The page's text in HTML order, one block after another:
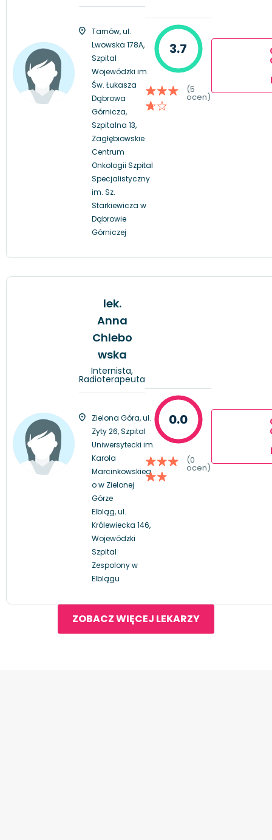
Tarnów, ul.
Lwowska 178A,
Szpital
Wojewódzki im.
Św. Łukasza
Dąbrowa
Górnicza,
Szpitalna 13,
Zagłębiowskie
Centrum
Onkologii Szpital
Specjalistyczny
im. Sz.
Starkiewicza w
Dąbrowie
Górniczej
3.7
(5
ocen)
lek.
Anna
Chlebo
wska
Internista,
Radioterapeuta
Zielona Góra, ul.
Zyty 26, Szpital
Uniwersytecki im.
Karola
Marcinkowskieg
o w Zielonej
Górze
Elbląg, ul.
Królewiecka 146,
Wojewódzki
Szpital
Zespolony w
Elblągu
0.0
(0
ocen)
ZOBACZ WIĘCEJ LEKARZY